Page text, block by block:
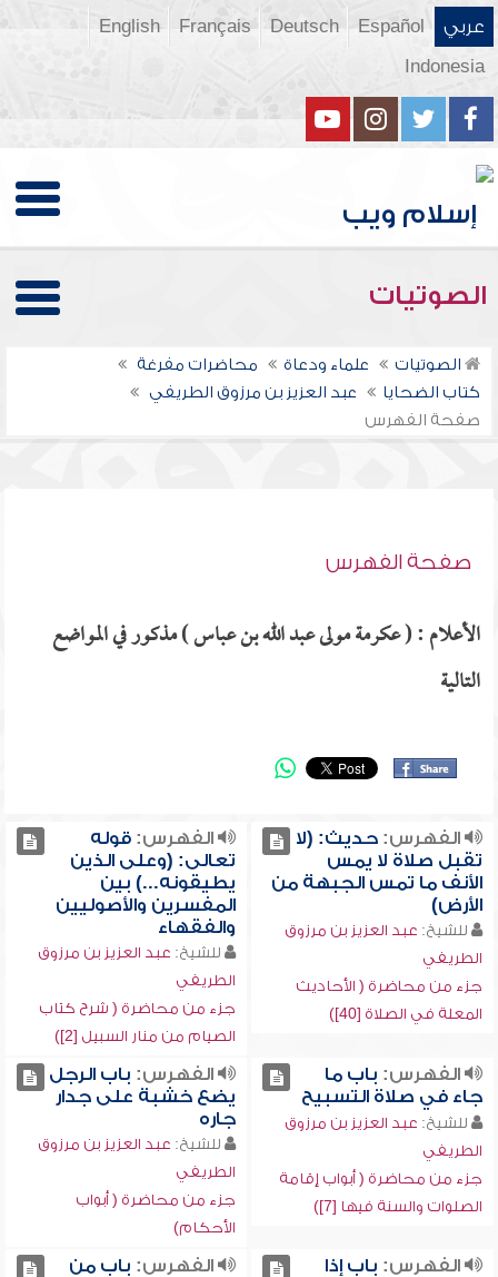
عربي Español
Deutsch
Français
English
Indonesia
الصوتيات
الصوتيات علماء ودعاة
محاضرات مفرغة
كتاب الضحايا
عبد العزيز بن مرزوق الطريفي
صفحة الفهرس
صفحة الفهرس
الأعلام : ( عكرمة مولى عبد الله بن عباس ) مذكور في المواضع
التالية
الفهرس:حديث: (لا
تقبل صلاة لا يمس
الأنف ما تمس الجبهة من
الأرض)
للشيخ: عبد العزيز بن مرزوق
الطريفي
جزء من محاضرة ( الأحاديث
المعلة في الصلاة [40])
الفهرس:قوله
تعالى: (وعلى الذين
يطيقونه...) بين
المفسرين والأصوليين
والفقهاء
للشيخ: عبد العزيز بن مرزوق
الطريفي
جزء من محاضرة ( شرح كتاب
الصيام من منار السبيل [2])
الفهرس: باب ما
جاء في صلاة التسبيح
للشيخ: عبد العزيز بن مرزوق
الطريفي
جزء من محاضرة ( أبواب إقامة
الصلوات والسنة فيها [7])
الفهرس: باب الرجل
يضع خشبة على جدار
جاره
للشيخ: عبد العزيز بن مرزوق
الطريفي
جزء من محاضرة ( أبواب
الأحكام)
الفهرس: باب إذا
الفهرس: باب من